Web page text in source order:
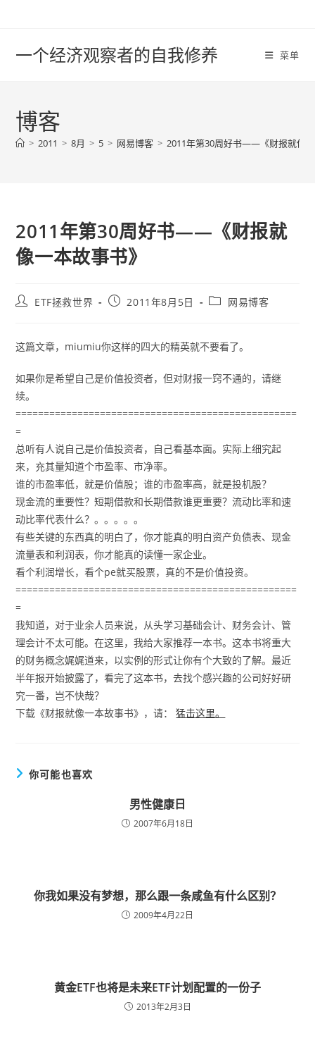
一个经济观察者的自我修养 菜单
博客
> 2011 > 8月 > 5 > 网易博客 > 2011年第30周好书——《财报就像
2011年第30周好书——《财报就
像一本故事书》
PostETF拯救世界
Post2011年8月5日
Post网易博客
这篇文章，miumiu你这样的四大的精英就不要看了。
如果你是希望自己是价值投资者，但对财报一窍不通的，请继
续。
==================================================
=
总听有人说自己是价值投资者，自己看基本面。实际上细究起
来，充其量知道个市盈率、市净率。
谁的市盈率低，就是价值股；谁的市盈率高，就是投机股？
现金流的重要性？短期借款和长期借款谁更重要？流动比率和速
动比率代表什么？。。。。。
有些关键的东西真的明白了，你才能真的明白资产负债表、现金
流量表和利润表，你才能真的读懂一家企业。
看个利润增长，看个pe就买股票，真的不是价值投资。
==================================================
=
我知道，对于业余人员来说，从头学习基础会计、财务会计、管
理会计不太可能。在这里，我给大家推荐一本书。这本书将重大
的财务概念娓娓道来，以实例的形式让你有个大致的了解。最近
半年报开始披露了，看完了这本书，去找个感兴趣的公司好好研
究一番，岂不快哉？
下载《财报就像一本故事书》，请：猛击这里。
你可能也喜欢
男性健康日
2007年6月18日
你我如果没有梦想，那么跟一条咸鱼有什么区别？
2009年4月22日
黄金ETF也将是未来ETF计划配置的一份子
2013年2月3日